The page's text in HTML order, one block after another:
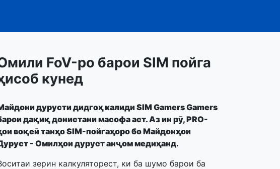
FoV-ро барои SIM пойга
кунед
дурусти дидгоҳ калиди SIM Gamers Gamers
дақиқ донистани масофа аст. Аз ин рӯ, PRO-
воқеӣ танҳо SIM-пойгаҳоро бо Майдонҳои
- Омилҳои дуруст анҷом медиҳанд.
зерин калкуляторест, ки ба шумо барои ба